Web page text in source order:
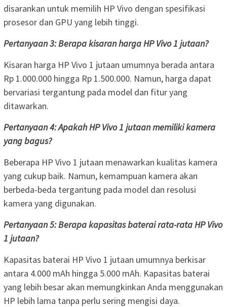
disarankan untuk memilih HP Vivo dengan spesifikasi
prosesor dan GPU yang lebih tinggi.
Pertanyaan 3: Berapa kisaran harga HP Vivo 1 jutaan?
Kisaran harga HP Vivo 1 jutaan umumnya berada antara
Rp 1.000.000 hingga Rp 1.500.000. Namun, harga dapat
bervariasi tergantung pada model dan fitur yang
ditawarkan.
Pertanyaan 4: Apakah HP Vivo 1 jutaan memiliki kamera
yang bagus?
Beberapa HP Vivo 1 jutaan menawarkan kualitas kamera
yang cukup baik. Namun, kemampuan kamera akan
berbeda-beda tergantung pada model dan resolusi
kamera yang digunakan.
Pertanyaan 5: Berapa kapasitas baterai rata-rata HP Vivo
1 jutaan?
Kapasitas baterai HP Vivo 1 jutaan umumnya berkisar
antara 4.000 mAh hingga 5.000 mAh. Kapasitas baterai
yang lebih besar akan memungkinkan Anda menggunakan
HP lebih lama tanpa perlu sering mengisi daya.